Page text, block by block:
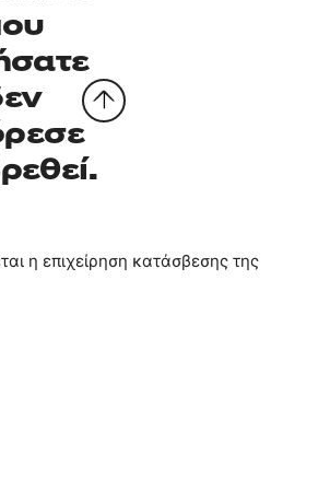
η επιχείρηση κατάσβεσης της